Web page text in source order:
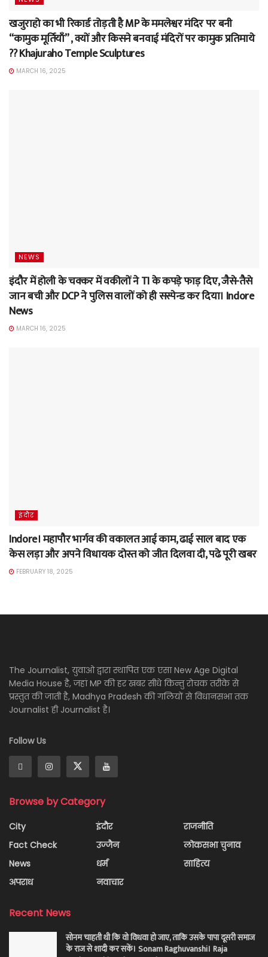
खजुराहो का भी रिकार्ड तोड़ती है MP के ममलेश्वर मंदिर पर बनी
“कामुक मूर्तियाँ” , क्यों और किसने बनवाई मंदिरों पर कामुक प्रतिमाये
?? Khajuraho Temple Sculptures
MARCH 16, 2025
NEWS
इंदौर में होली के चक्कर में वकीलों ने TI के कपड़े फाड़ दिए, जैसे-तैसे
जान बची और DCP ने पुलिस वालों को ही सस्पेन्ड कर दिया। Indore
News
MARCH 16, 2025
इंदौर
Indore। महापौर भार्गव की वकालत आई काम, ढाई साल बाद एक
केस लड़ा और अपने विधायक दोस्त को जीत दिलवा दी, पढे पूरी खबर
FEBRUARY 18, 2025
The Journalist, युवाओ द्वारा स्थापित एक एसा New Age Digital
Media House है, जहां MP की हर खबर सीधे किन्तु रोचक तरीके से
प्रस्तुत की जाती है, Madhya Pradesh की गलियों से विधानसभा तक
Journalist ही Journalist है।
Follow Us
Browse by Category
City
Fact Check
News
अपराध
इंदौर
उज्जैन
धर्म
नवाचार
राजनीति
लोकसभा चुनाव
साहित्य
Recent News
सोनम चाहती थी कि वो विधवा हो जाए, ताकि उसके पापा दूसरी समाज
के राज से शादी कर सकें। Sonam Raghuvanshi। Raja